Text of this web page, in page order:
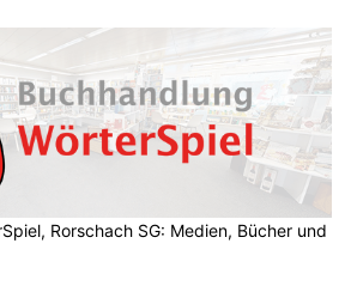
Rorschach SG: Medien, Bücher und